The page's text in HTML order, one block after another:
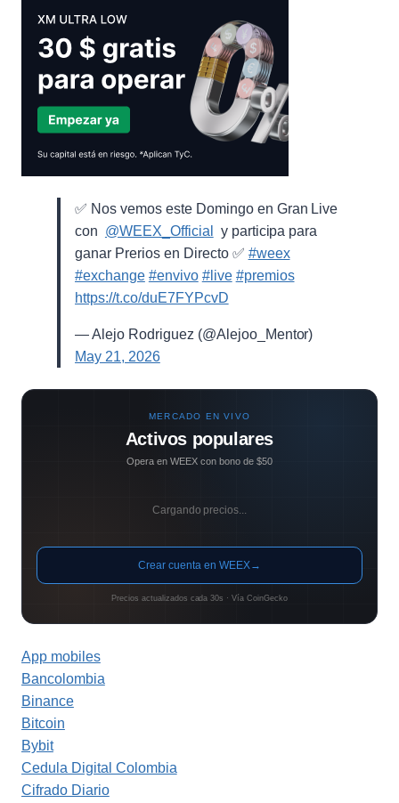
✅ Nos vemos este Domingo en Gran Live
con ⁨ @WEEX_Official
⁩ y participa para
ganar Prerios en Directo ✅ #weex
#exchange #envivo #live #premios
https://t.co/duE7FYPcvD
— Alejo Rodriguez (@Alejoo_Mentor)
May 21, 2026
MERCADO EN VIVO
Activos populares
Opera en WEEX con bono de $50
Cargando precios...
Crear cuenta en WEEX→
Precios actualizados cada 30s · Vía CoinGecko
App mobiles
Bancolombia
Binance
Bitcoin
Bybit
Cedula Digital Colombia
Cifrado Diario